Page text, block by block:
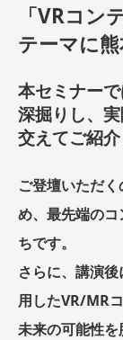
「VRコン
テーマに
本セミナー
深掘りし、
交えてご紹介
ご登壇いただ
め、最先端の
ちです。
さらに、講演
用したVR/MR
未来の可能性を